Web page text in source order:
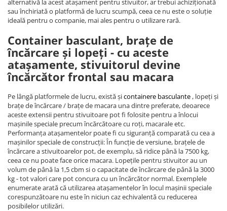
sau închiriată o platformă de lucru scumpă, ceea ce nu este o soluție
ideală pentru o companie, mai ales pentru o utilizare rară.
Container basculant, brațe de
încărcare și lopeți - cu aceste
atașamente, stivuitorul devine
încărcător frontal sau macara
Pe lângă platformele de lucru, există șicontainere basculante , lopeți și
brațe de încărcare / brațe de macara una dintre preferate, deoarece
aceste extensii pentru stivuitoare pot fi folosite pentru a înlocui
mașinile speciale precum încărcătoare cu roți, macarale etc.
Performanța atașamentelor poate fi cu siguranță comparată cu cea a
mașinilor speciale de construcții: În funcție de versiune, brațele de
încărcare a stivuitoarelor pot, de exemplu, să ridice până la 7500 kg,
ceea ce nu poate face orice macara. Lopețile pentru stivuitor au un
volum de până la 1,5 cbm si o capacitate de încărcare de până la 3000
kg - tot valori care pot concura cu un încărcător normal. Exemplele
enumerate arată că utilizarea atașamentelor în locul mașinii speciale
corespunzătoare nu este în niciun caz echivalentă cu reducerea
posibilelor utilizări.